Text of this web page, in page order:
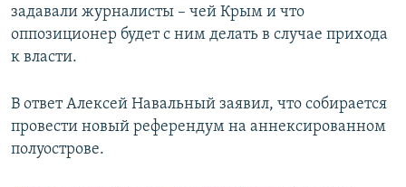
задавали журналисты – чей Крым и что
оппозиционер будет с ним делать в случае прихода
к власти.
В ответ Алексей Навальный заявил, что собирается
провести новый референдум на аннексированном
полуострове.